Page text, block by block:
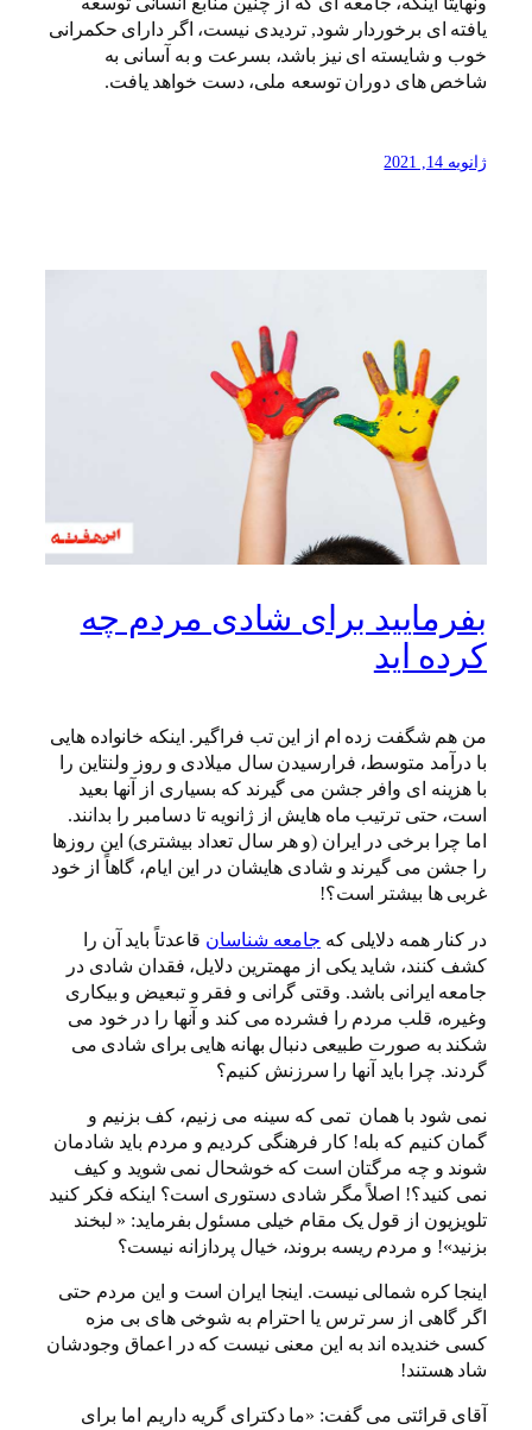
یافته ای برخوردار شود, تردیدی نیست، اگر دارای حکمرانی
خوب و شایسته ای نیز باشد، بسرعت و به آسانی به
شاخص های دوران توسعه ملی، دست خواهد یافت.
ژانویه 14, 2021
بفرمایید برای شادی مردم چه
کرده اید
من هم شگفت زده ام از این تب فراگیر. اینکه خانواده هایی
با درآمد متوسط، فرارسیدن سال میلادی و روز ولنتاین را
با هزینه ای وافر جشن می گیرند که بسیاری از آنها بعید
است، حتی ترتیب ماه هایش از ژانویه تا دسامبر را بدانند.
اما چرا برخی در ایران (و هر سال تعداد بیشتری) این روزها
را جشن می گیرند و شادی هایشان در این ایام، گاهاً از خود
غربی ها بیشتر است؟!
در کنار همه دلایلی که جامعه شناسان قاعدتاً باید آن را
کشف کنند، شاید یکی از مهمترین دلایل، فقدان شادی در
جامعه ایرانی باشد. وقتی گرانی و فقر و تبعیض و بیکاری
وغیره، قلب مردم را فشرده می کند و آنها را در خود می
شکند به صورت طبیعی دنبال بهانه هایی برای شادی می
گردند. چرا باید آنها را سرزنش کنیم؟
نمی شود با همان تمی که سینه می زنیم، کف بزنیم و
گمان کنیم که بله! کار فرهنگی کردیم و مردم باید شادمان
شوند و چه مرگتان است که خوشحال نمی شوید و کیف
نمی کنید؟! اصلاً مگر شادی دستوری است؟ اینکه فکر کنید
تلویزیون از قول یک مقام خیلی مسئول بفرماید: « لبخند
بزنید»! و مردم ریسه بروند، خیال پردازانه نیست؟
اینجا کره شمالی نیست. اینجا ایران است و این مردم حتی
اگر گاهی از سر ترس یا احترام به شوخی های بی مزه
کسی خندیده اند به این معنی نیست که در اعماق وجودشان
شاد هستند!
آقای قرائتی می گفت: «ما دکترای گریه داریم اما برای